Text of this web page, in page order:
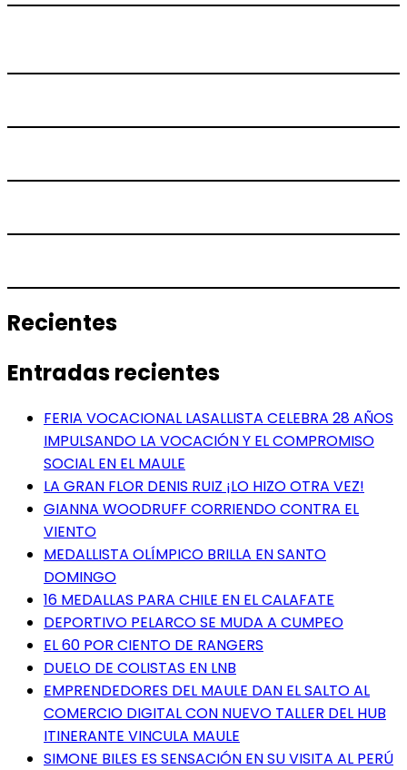
Recientes
Entradas recientes
FERIA VOCACIONAL LASALLISTA CELEBRA 28 AÑOS
IMPULSANDO LA VOCACIÓN Y EL COMPROMISO
SOCIAL EN EL MAULE
LA GRAN FLOR DENIS RUIZ ¡LO HIZO OTRA VEZ!
GIANNA WOODRUFF CORRIENDO CONTRA EL
VIENTO
MEDALLISTA OLÍMPICO BRILLA EN SANTO
DOMINGO
16 MEDALLAS PARA CHILE EN EL CALAFATE
DEPORTIVO PELARCO SE MUDA A CUMPEO
EL 60 POR CIENTO DE RANGERS
DUELO DE COLISTAS EN LNB
EMPRENDEDORES DEL MAULE DAN EL SALTO AL
COMERCIO DIGITAL CON NUEVO TALLER DEL HUB
ITINERANTE VINCULA MAULE
SIMONE BILES ES SENSACIÓN EN SU VISITA AL PERÚ